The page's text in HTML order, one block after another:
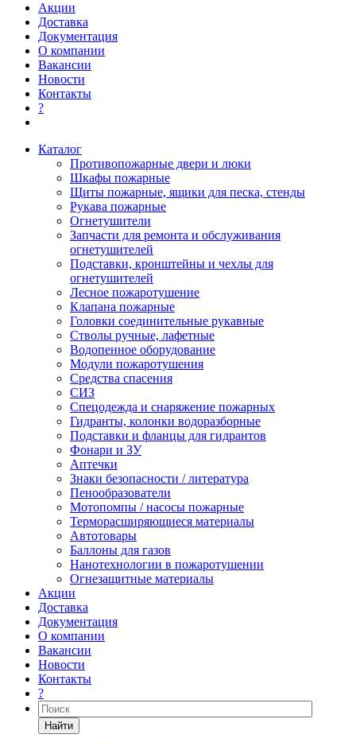
Акции
Доставка
Документация
О компании
Вакансии
Новости
Контакты
?
Каталог
Противопожарные двери и люки
Шкафы пожарные
Щиты пожарные, ящики для песка, стенды
Рукава пожарные
Огнетушители
Запчасти для ремонта и обслуживания
огнетушителей
Подставки, кронштейны и чехлы для
огнетушителей
Лесное пожаротушение
Клапана пожарные
Головки соединительные рукавные
Стволы ручные, лафетные
Водопенное оборудование
Модули пожаротушения
Средства спасения
СИЗ
Спецодежда и снаряжение пожарных
Гидранты, колонки водоразборные
Подставки и фланцы для гидрантов
Фонари и ЗУ
Аптечки
Знаки безопасности / литература
Пенообразователи
Мотопомпы / насосы пожарные
Терморасширяющиеся материалы
Автотовары
Баллоны для газов
Нанотехнологии в пожаротушении
Огнезащитные материалы
Акции
Доставка
Документация
О компании
Вакансии
Новости
Контакты
?
Найти